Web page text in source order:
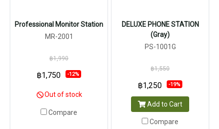
Professional Monitor Station
MR-2001
฿1,990
฿1,750 -12%
Out of stock
Compare
DELUXE PHONE STATION
(Gray)
PS-1001G
฿1,550
฿1,250 -19%
Add to Cart
Compare